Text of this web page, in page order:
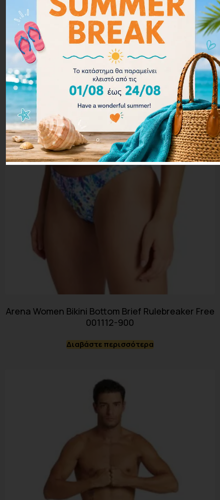
32.00€
28.80€
Επιλογή
Arena Women Bikini Bottom Brief Rulebreaker Free
001112-900
Διαβάστε περισσότερα